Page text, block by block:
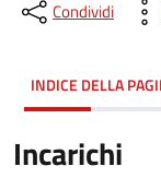
Condividi
INDICE DELLA
Incarichi